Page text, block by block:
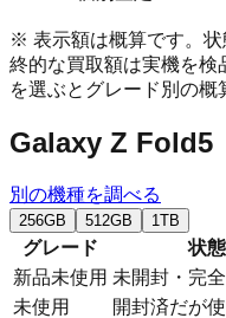
※ 表示額は概算です。
終的な買取額は実機を検
を選ぶとグレード別の概
Galaxy Z Fold5
別の機種を調べる
256GB 512GB 1TB
グレード 状
新品未使用 未開封・完
未使用
開封済だが